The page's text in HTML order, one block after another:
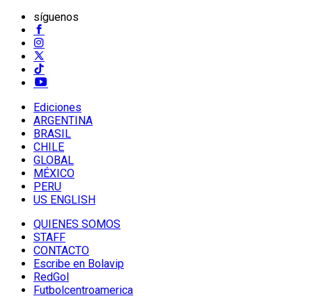
síguenos
Ediciones
ARGENTINA
BRASIL
CHILE
GLOBAL
MÉXICO
PERU
US ENGLISH
QUIENES SOMOS
STAFF
CONTACTO
Escribe en Bolavip
RedGol
Futbolcentroamerica